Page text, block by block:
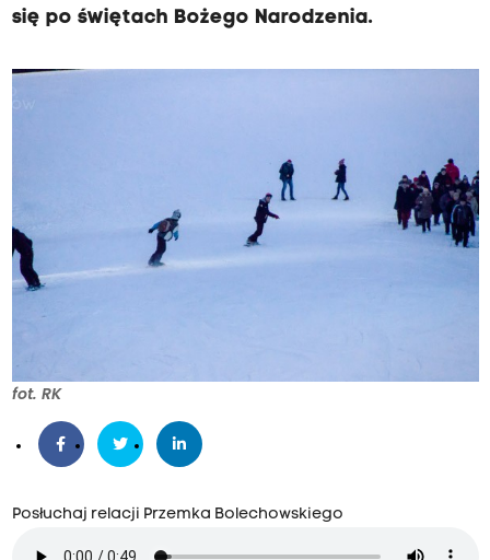
się po świętach Bożego Narodzenia.
fot. RK
Posłuchaj relacji Przemka Bolechowskiego